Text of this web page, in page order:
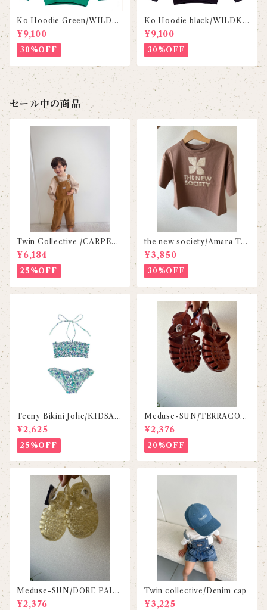
Ko Hoodie Green/WILDKI
ND
¥9,100
30%OFF
Ko Hoodie black/WILDKI
ND
¥9,100
30%OFF
セール中の商品
Twin Collective /CARPEN
TER OVERALL-FADED TA
N
¥6,184
25%OFF
the new society/Amara Tee
-Maud
¥3,850
30%OFF
Teeny Bikini Jolie/KIDSAG
OGO
¥2,625
25%OFF
Meduse-SUN/TERRACOT
TA
¥2,376
20%OFF
Meduse-SUN/DORE PAIL
LETE
¥2,376
Twin collective/Denim cap
¥3,225